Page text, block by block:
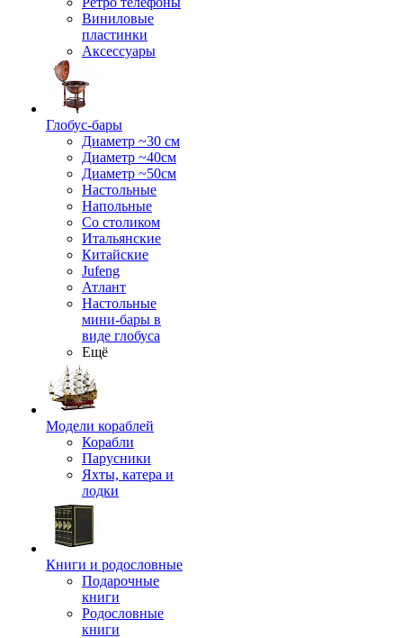
Виниловые
пластинки
Аксессуары
Глобус-бары
Диаметр ~30 см
Диаметр ~40см
Диаметр ~50см
Настольные
Напольные
Со столиком
Итальянские
Китайские
Jufeng
Атлант
Настольные
мини-бары в
виде глобуса
Ещё
Модели кораблей
Корабли
Парусники
Яхты, катера и
лодки
Книги и родословные
Подарочные
книги
Родословные
книги